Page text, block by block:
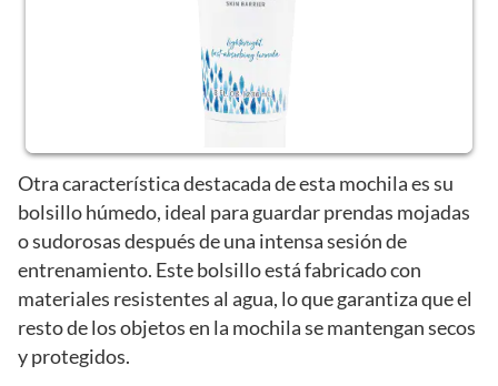
Otra característica destacada de esta mochila es su
bolsillo húmedo, ideal para guardar prendas mojadas
o sudorosas después de una intensa sesión de
entrenamiento. Este bolsillo está fabricado con
materiales resistentes al agua, lo que garantiza que el
resto de los objetos en la mochila se mantengan secos
y protegidos.